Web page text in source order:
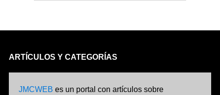
ARTÍCULOS Y CATEGORÍAS
JMCWEB es un portal con artículos sobre